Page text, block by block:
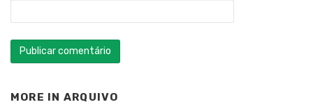
MORE IN ARQUIVO